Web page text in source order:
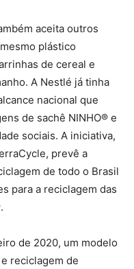
aceita outros
plástico
de cereal e
A Nestlé já tinha
nacional que
de sachê NINHO®️ e
sociais. A iniciativa,
prevê a
de todo o Brasil
para a reciclagem das
de 2020, um modelo
reciclagem de